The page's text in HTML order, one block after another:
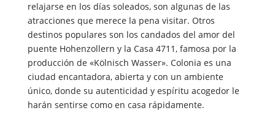
relajarse en los días soleados, son algunas de las
atracciones que merece la pena visitar. Otros
destinos populares son los candados del amor del
puente Hohenzollern y la Casa 4711, famosa por la
producción de «Kölnisch Wasser». Colonia es una
ciudad encantadora, abierta y con un ambiente
único, donde su autenticidad y espíritu acogedor le
harán sentirse como en casa rápidamente.